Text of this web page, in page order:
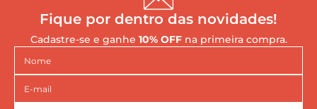
Fique por dentro das novidades!
Cadastre-se e ganhe 10% OFFna primeira compra.